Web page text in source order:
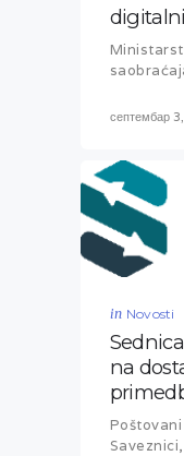
септембар
in Novosti
na